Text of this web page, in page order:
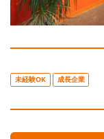
未経験OK 成長企業